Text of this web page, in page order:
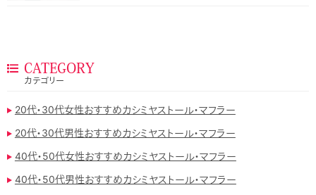
CATEGORY
カテゴリー
20代・30代女性おすすめカシミヤストール・マフラー
20代・30代男性おすすめカシミヤストール・マフラー
40代・50代女性おすすめカシミヤストール・マフラー
40代・50代男性おすすめカシミヤストール・マフラー